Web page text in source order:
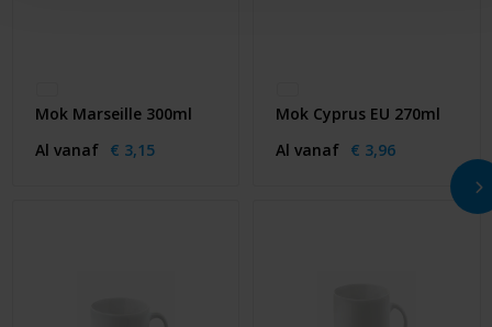
Mok Marseille 300ml
Al vanaf € 3,15
Mok Cyprus EU 270ml
Al vanaf € 3,96